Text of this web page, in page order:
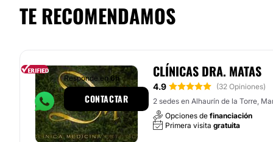
TE RECOMENDAMOS
CLÍNICAS DRA. MATAS
4.9
(32 Opiniones)
2 sedes en Alhaurín de la Torre,
Opciones de financiación
Primera visita gratuita
Responde en6h
CONTACTAR